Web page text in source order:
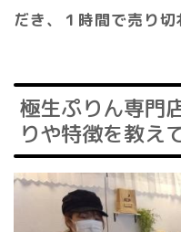
だき、１時間で売り
極生ぷりん専門
りや特徴を教え